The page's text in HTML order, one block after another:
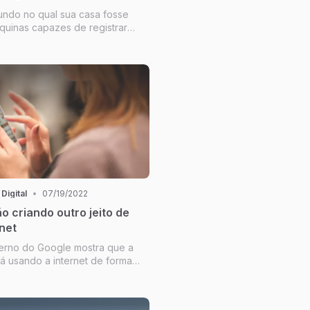
no qual sua casa fosse
capazes de registrar
vive… Esse mundo de filme
e - aos poucos - nós
a construí-lo.
• 07/19/2022
criando outro jeito de
do Google mostra que a
usando a internet de forma
em como é preciso
soluções para continuar